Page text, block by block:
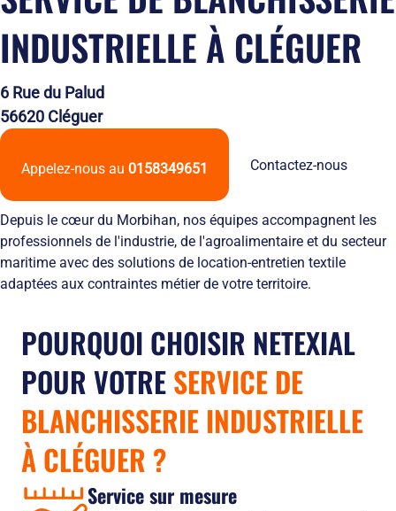
domicile
de
travail
de
textile
équipements
individuelle
Entretien
et
employeurs
Netexial
quelques
chiffres
Nous
Nos
nous
confiance
RSE
développement
durable
chez
Actualités
locales
service
Solutions
stockage
Tapis
Fontaines
à
Salles
INDUSTRIELLE À CLÉGUER
6 Rue du Palud
56620 Cléguer
Appelez-nous au 0158349651 Contactez-nous
Depuis le cœur du Morbihan, nos équipes accompagnent les
professionnels de l'industrie, de l'agroalimentaire et du secteur
maritime avec des solutions de location-entretien textile
adaptées aux contraintes métier de votre territoire.
POURQUOI CHOISIR NETEXIAL
POUR VOTRESERVICE DE
BLANCHISSERIE INDUSTRIELLE
À CLÉGUER ?
Service sur mesure